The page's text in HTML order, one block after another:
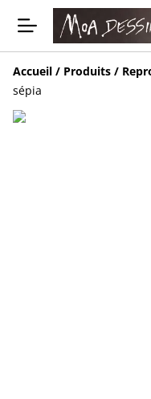
Accueil / Produits /
sépia